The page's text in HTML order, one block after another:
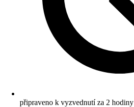
připraveno k vyzvednutí za 2 hodiny